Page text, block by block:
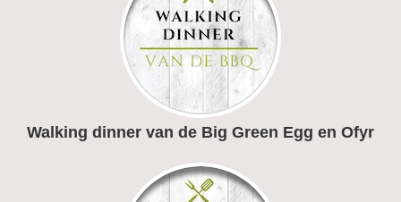
Walking dinner van de Big Green Egg en Ofyr